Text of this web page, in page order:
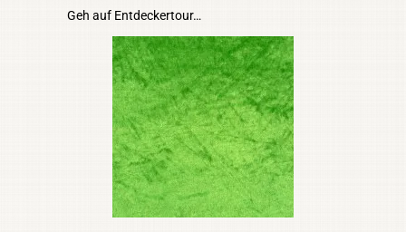
Geh auf Entdeckertour…